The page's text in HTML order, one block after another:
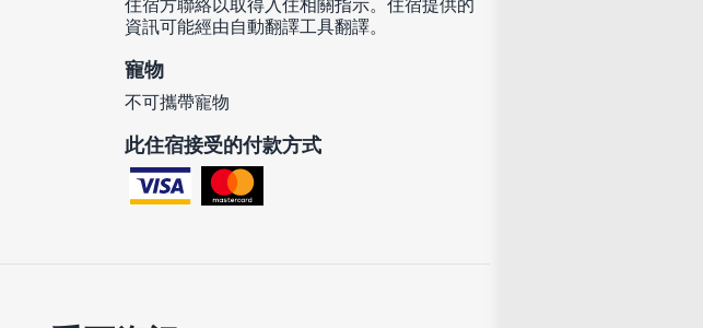
住宿方聯絡以取得入住相關指示。住宿提供的
資訊可能經由自動翻譯工具翻譯。
寵物
不可攜帶寵物
此住宿接受的付款方式